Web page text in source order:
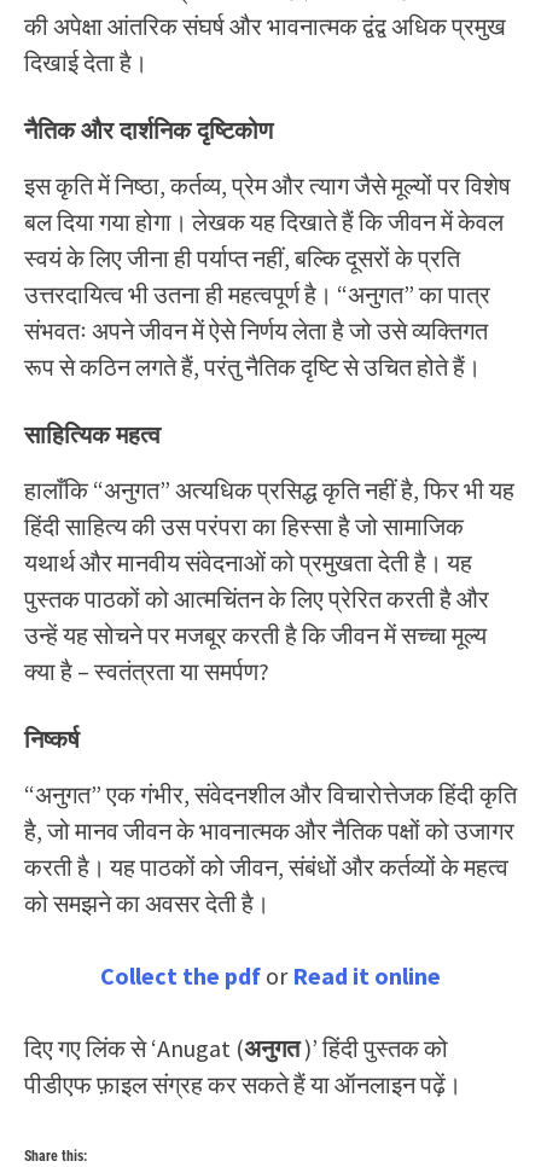
की अपेक्षा आंतरिक संघर्ष और भावनात्मक द्वंद्व अधिक प्रमुख
दिखाई देता है।
नैतिक और दार्शनिक दृष्टिकोण
इस कृति में निष्ठा, कर्तव्य, प्रेम और त्याग जैसे मूल्यों पर विशेष
बल दिया गया होगा। लेखक यह दिखाते हैं कि जीवन में केवल
स्वयं के लिए जीना ही पर्याप्त नहीं, बल्कि दूसरों के प्रति
उत्तरदायित्व भी उतना ही महत्वपूर्ण है। “अनुगत” का पात्र
संभवतः अपने जीवन में ऐसे निर्णय लेता है जो उसे व्यक्तिगत
रूप से कठिन लगते हैं, परंतु नैतिक दृष्टि से उचित होते हैं।
साहित्यिक महत्व
हालाँकि “अनुगत” अत्यधिक प्रसिद्ध कृति नहीं है, फिर भी यह
हिंदी साहित्य की उस परंपरा का हिस्सा है जो सामाजिक
यथार्थ और मानवीय संवेदनाओं को प्रमुखता देती है। यह
पुस्तक पाठकों को आत्मचिंतन के लिए प्रेरित करती है और
उन्हें यह सोचने पर मजबूर करती है कि जीवन में सच्चा मूल्य
क्या है – स्वतंत्रता या समर्पण?
निष्कर्ष
“अनुगत” एक गंभीर, संवेदनशील और विचारोत्तेजक हिंदी कृति
है, जो मानव जीवन के भावनात्मक और नैतिक पक्षों को उजागर
करती है। यह पाठकों को जीवन, संबंधों और कर्तव्यों के महत्व
को समझने का अवसर देती है।
Collect the pdf or Read it online
दिए गए लिंक से ‘Anugat (अनुगत )’ हिंदी पुस्तक को
पीडीएफ फ़ाइल संग्रह कर सकते हैं या ऑनलाइन पढ़ें।
Share this: